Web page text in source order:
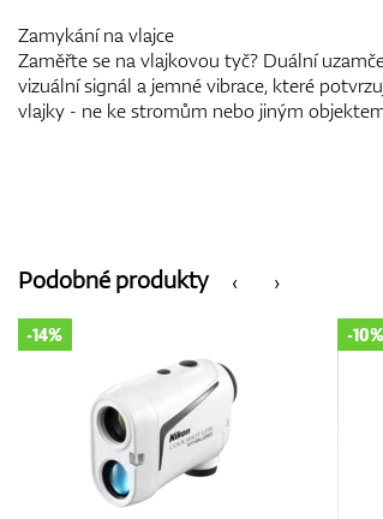
Zamykání na vlajce
Zaměřte se na vlajkovou tyč? Duální
vizuální signál a jemné vibrace, které
vlajky - ne ke stromům nebo jiným
‹
Podobné produkty ›
-10% -